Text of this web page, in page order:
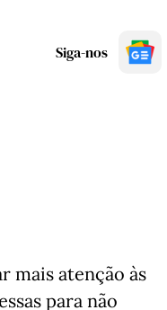
Siga-nos
mais atenção às
para não